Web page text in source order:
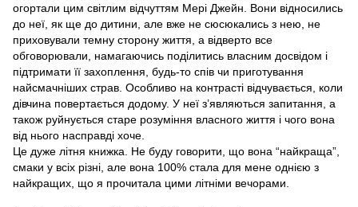
огортали цим світлим відчуттям Мері Джейн. Вони відносились
до неї, як ще до дитини, але вже не сюсюкались з нею, не
приховували темну сторону життя, а відверто все
обговорювали, намагаючись поділитись власним досвідом і
підтримати її захоплення, будь-то спів чи приготування
найсмачніших страв. Особливо на контрасті відчувається, коли
дівчина повертається додому. У неї з’являються запитання, а
також руйнується старе розуміння власного життя і чого вона
від нього насправді хоче.
Це дуже літня книжка. Не буду говорити, що вона “найкраща”,
смаки у всіх різні, але вона 100% стала для мене однією з
найкращих, що я прочитала цими літніми вечорами.